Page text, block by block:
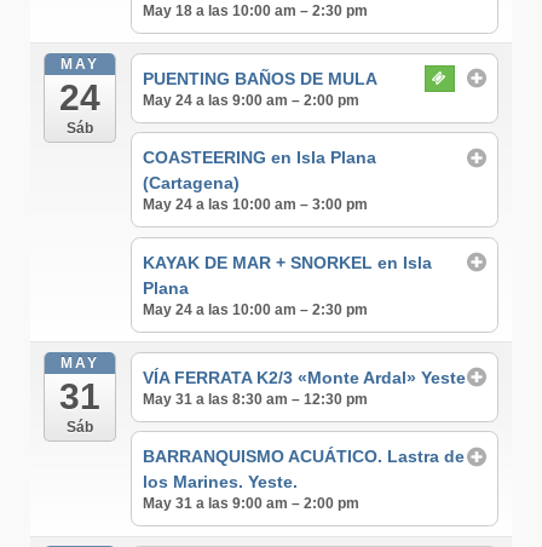
May 18 a las 10:00 am – 2:30 pm
MAY
24
Sáb
PUENTING BAÑOS DE MULA
May 24 a las 9:00 am – 2:00 pm
COASTEERING en Isla Plana
(Cartagena)
May 24 a las 10:00 am – 3:00 pm
KAYAK DE MAR + SNORKEL en Isla
Plana
May 24 a las 10:00 am – 2:30 pm
MAY
31
Sáb
VÍA FERRATA K2/3 «Monte Ardal» Yeste
May 31 a las 8:30 am – 12:30 pm
BARRANQUISMO ACUÁTICO. Lastra de
los Marines. Yeste.
May 31 a las 9:00 am – 2:00 pm